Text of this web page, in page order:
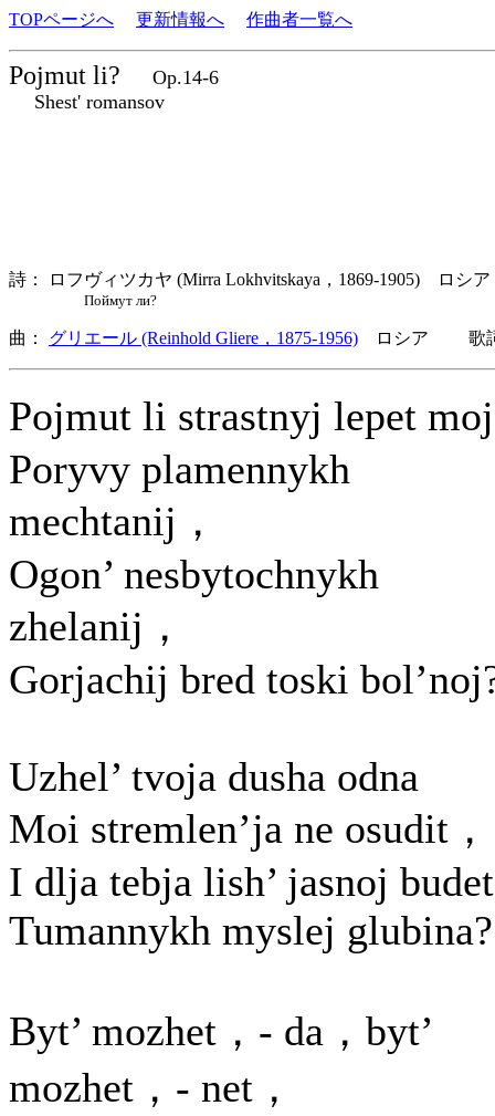
TOPページへ 更新情報へ 作曲者一覧へ
Pojmut li?
Op.14-6
Shest' romansov
詩： ロフヴィツカヤ (Mirra Lokhvitskaya，1869-1905) ロシア
Поймут ли?
曲： グリエール (Reinhold Gliere，1875-1956) ロシア 歌詞
Pojmut li strastnyj lepet
Poryvy plamennykh
mechtanij，
Ogon’ nesbytochnykh
zhelanij，
Gorjachij bred toski
Uzhel’ tvoja dusha odna
Moi stremlen’ja ne osudit，
I dlja tebja lish’ jasnoj budet
Tumannykh myslej glubina?
Byt’ mozhet，- da，byt’
mozhet，- net，